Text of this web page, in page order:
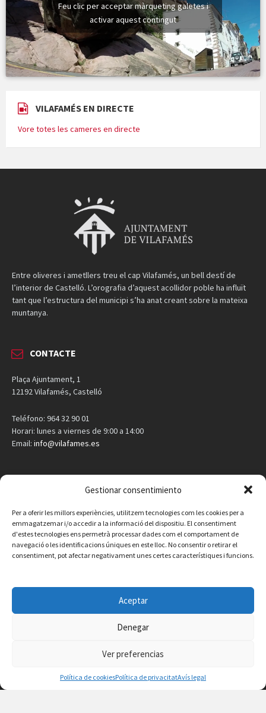
Gestionar consentimiento
Per a oferir les millors experiències, utilitzem tecnologies com les cookies per a
emmagatzemar i/o accedir a la informació del dispositiu. El consentiment
d'estes tecnologies ens permetrà processar dades com el comportament de
navegació o les identificacions úniques en este lloc. No consentir o retirar el
consentiment, pot afectar negativament unes certes característiques i funcions.
Aceptar
Denegar
Ver preferencias
Política de cookiesPolítica de privacitatAvís legal
Feu clic per acceptar màrqueting galetes i
activar aquest contingut
VILAFAMÉS EN DIRECTE
Vore totes les cameres en directe
Entre oliveres i ametllers treu el cap Vilafamés, un bell destí de
l’interior de Castelló. L’orografia d’aquest acollidor poble ha influït
tant que l’estructura del municipi s’ha anat creant sobre la mateixa
muntanya.
CONTACTE
Plaça Ajuntament, 1
12192 Vilafamés, Castelló
Teléfono: 964 32 90 01
Horari: lunes a viernes de 9:00 a 14:00
Email: info@vilafames.es
Vilafamés al día
Consulta la agenda de Vilafamésaquí